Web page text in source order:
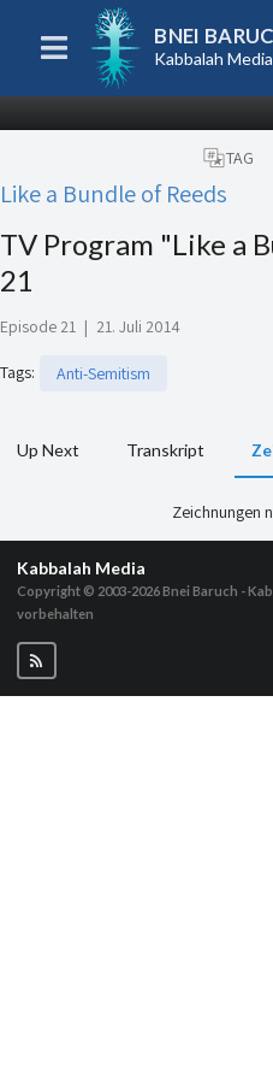
BNEI
Kabbalah Media
TAG
Like a Bundle of Reeds
TV Program "Like a
21
Episode 21 | 21. Juli 2014
Tags: Anti-Semitism
Up Next Transkript
Zeichnungen
Kabbalah Media
Copyright © 2003-2026Bnei Baruch -
vorbehalten